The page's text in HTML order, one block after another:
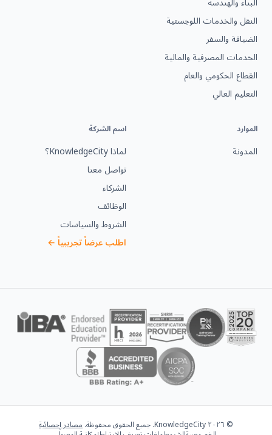
النقل والخدمات اللوجستية
الضيافة والسفر
الخدمات المصرفية والمالية
القطاع الحكومي والعام
التعليم العالي
الموارد
المدونة
اسم الشركة
لماذا KnowledgeCity؟
تواصل معنا
الشركاء
الوظائف
الشروط والسياسات
اطلب عرضاً تجريبياً ←
© ٢٠٢٦ KnowledgeCity. جميع الحقوق محفوظة. مصادر إحصائية